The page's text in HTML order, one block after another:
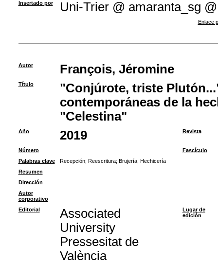
Insertado por Uni-Trier @ amaranta_sg @
Enlace
Autor François, Jéromine
Título
"Conjúrote, triste
contemporáneas de la
"Celestina"
Año 2019 Revista
Número
Fascículo
Palabras clave
Recepción; Reescritura; Brujería; Hechicería
Resumen
Dirección
Autor
corporativo
Editorial
Associated
University
Pressesitat de
València
Lugar de
edición